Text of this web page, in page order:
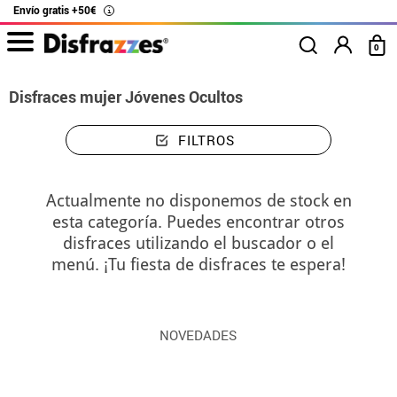
Envío gratis +50€ i
0
Disfraces mujer Jóvenes Ocultos
FILTROS
Actualmente no disponemos de stock en
esta categoría. Puedes encontrar otros
disfraces utilizando el buscador o el
menú. ¡Tu fiesta de disfraces te espera!
NOVEDADES